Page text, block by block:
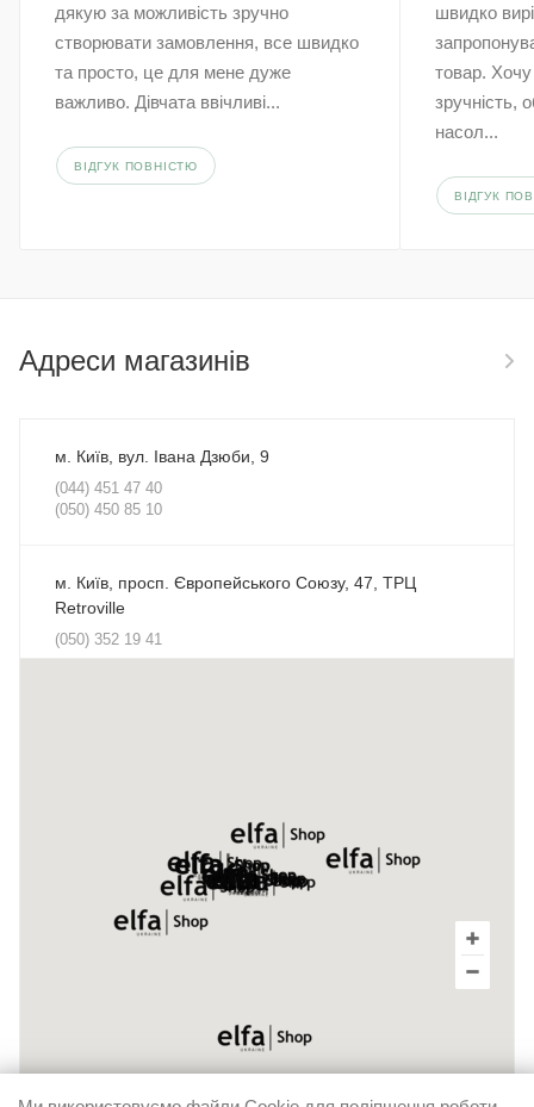
дякую за можливість зручно
створювати замовлення, все швидко
та просто, це для мене дуже
важливо. Дівчата ввічливі...
ВІДГУК ПОВНІСТЮ
швидко
товар.
зручність,
насол...
ВІДГУК
Адреси магазинів
м. Київ, вул. Івана Дзюби, 9
(044) 451 47 40
(050) 450 85 10
м. Київ, просп. Європейського Союзу, 47, ТРЦ
Retroville
(050) 352 19 41
м. Київ, Бессарабська площа, 1, ТЦ "Метроград",
м. Малин, вул. Володимирська, 21 а.